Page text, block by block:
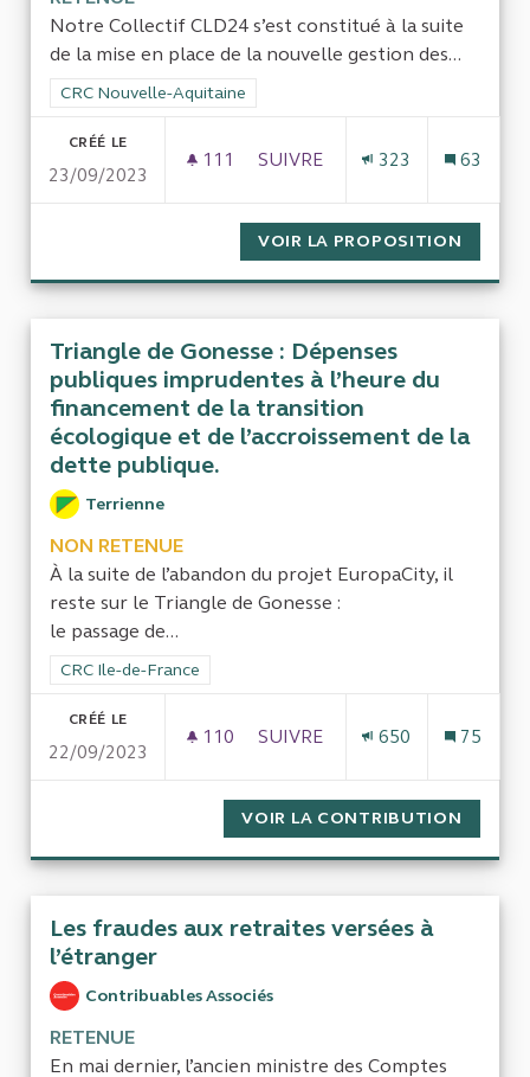
Notre Collectif CLD24 s’est constitué à la suite
de la mise en place de la nouvelle gestion des...
Filtrer les résultats de la catégorie : CRC Nouvelle-Aquitaine
CRC Nouvelle-Aquitaine
CRÉÉ LE
23/09/2023
111 111 ABONNÉS
SUIVRE
323 63
VOIR LA PROPOSITION
Triangle de Gonesse : Dépenses
publiques imprudentes à l’heure du
financement de la transition
écologique et de l’accroissement de la
dette publique.
Terrienne
NON RETENUE
À la suite de l’abandon du projet EuropaCity, il
reste sur le Triangle de Gonesse :
le passage de...
Filtrer les résultats de la catégorie : CRC Ile-de-France
CRC Ile-de-France
CRÉÉ LE
22/09/2023
110 110 ABONNÉS
SUIVRE
650 75
VOIR LA CONTRIBUTION
Les fraudes aux retraites versées à
l’étranger
Contribuables Associés
RETENUE
En mai dernier, l’ancien ministre des Comptes